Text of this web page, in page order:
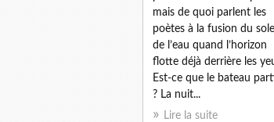
mais de quoi parlent les
poètes à la fusion du
de l’eau quand l’horizon
flotte déjà derrière les
Est-ce que le bateau
? La nuit...
Lire la suite